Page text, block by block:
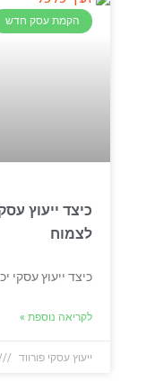
הקמת עסק חדש
כיצד ייעוץ
לצמוח
כיצד ייעוץ עסקי
לקריאה נוספת »
ייעוץ עסקי פורווד